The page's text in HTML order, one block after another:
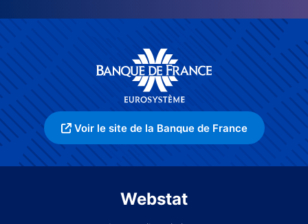
Voir le site de la Banque de France
Webstat